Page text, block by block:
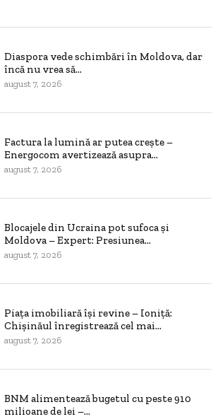
Diaspora vede schimbări în Moldova, dar
încă nu vrea să...
august 7, 2026
Factura la lumină ar putea crește –
Energocom avertizează asupra...
august 7, 2026
Blocajele din Ucraina pot sufoca și
Moldova – Expert: Presiunea...
august 7, 2026
Piața imobiliară își revine – Ioniță:
Chișinăul înregistrează cel mai...
august 7, 2026
BNM alimentează bugetul cu peste 910
milioane de lei –...